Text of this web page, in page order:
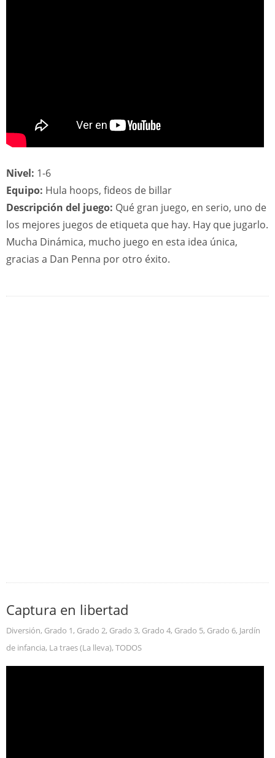
Nivel: 1-6
Equipo: Hula hoops, fideos de billar
Descripción del juego: Qué gran juego, en serio, uno de
los mejores juegos de etiqueta que hay. Hay que jugarlo.
Mucha Dinámica, mucho juego en esta idea única,
gracias a Dan Penna por otro éxito.
Captura en libertad
Diversión, Grado 1, Grado 2, Grado 3, Grado 4, Grado 5, Grado 6, Jardín
de infancia, La traes (La lleva), TODOS